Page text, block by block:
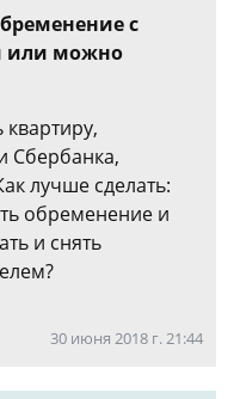
с
или можно
квартиру,
Сбербанка,
лучше сделать:
обременение и
и снять
30 июня 2018 г. 21:44